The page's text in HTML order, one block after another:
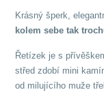
Krásný šperk,
kolem sebe tak
Řetízek je s
střed zdobí mini
od milujícího muže